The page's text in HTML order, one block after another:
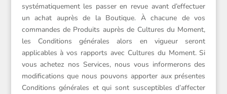
systématiquement les passer en revue avant d’effectuer
un achat auprès de la Boutique. À chacune de vos
commandes de Produits auprès de Cultures du Moment,
les Conditions générales alors en vigueur seront
applicables à vos rapports avec Cultures du Moment. Si
vous achetez nos Services, nous vous informerons des
modifications que nous pouvons apporter aux présentes
Conditions générales et qui sont susceptibles d’affecter